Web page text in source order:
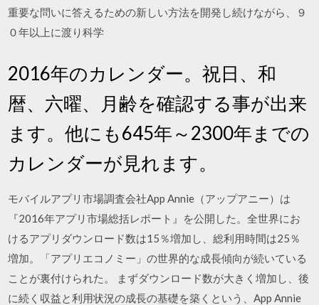
重要な問いに答えるための新しい方法を開発し続けながら、９
０年以上に渡り科学
2016年のカレンダー。祝日、和
暦、六曜、月齢を確認する事が出来
ます。他にも645年～2300年までの
カレンダーが見れます。
モバイルアプリ市場調査会社App Annie（アップアニー）は
『2016年アプリ市場総括レポート』を公開した。全世界にお
けるアプリダウンロード数は15％増加し、総利用時間は25％
増加。「アプリエコノミー」の世界的な成長傾向が続いている
ことが裏付けられた。 まずダウンロード数が大きく増加し、後
に続く収益と利用状況の成長の基礎を築くという、App Annie